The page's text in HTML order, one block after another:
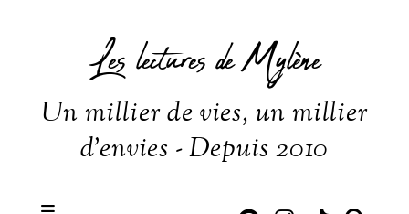
Les lectures de Mylène
Un millier de vies, un millier
d'envies - Depuis 2010